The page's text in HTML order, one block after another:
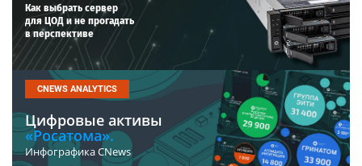
Как выбрать сервер
для ЦОД и не прогадать
в перспективе
CNEWS ANALYTICS
Цифровые активы
«Росатома».
Инфографика CNews